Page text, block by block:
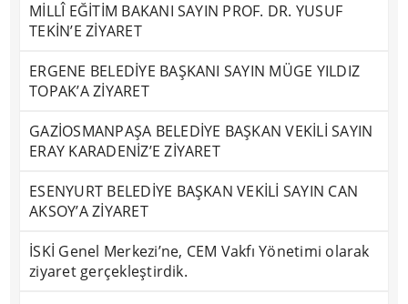
MİLLÎ EĞİTİM BAKANI SAYIN PROF. DR. YUSUF
TEKİN’E ZİYARET
ERGENE BELEDİYE BAŞKANI SAYIN MÜGE YILDIZ
TOPAK’A ZİYARET
GAZİOSMANPAŞA BELEDİYE BAŞKAN VEKİLİ SAYIN
ERAY KARADENİZ’E ZİYARET
ESENYURT BELEDİYE BAŞKAN VEKİLİ SAYIN CAN
AKSOY’A ZİYARET
İSKİ Genel Merkezi’ne, CEM Vakfı Yönetimi olarak
ziyaret gerçekleştirdik.